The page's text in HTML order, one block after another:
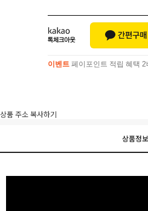
이벤트 페이포인트 적립 혜택 2
상품 주소 복사하기
상품정보